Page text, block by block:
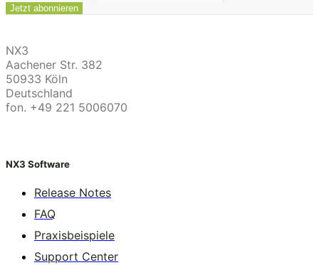
NX3
Aachener Str. 382
50933 Köln
Deutschland
fon. +49 221 5006070
NX3 Software
Release Notes
FAQ
Praxisbeispiele
Support Center